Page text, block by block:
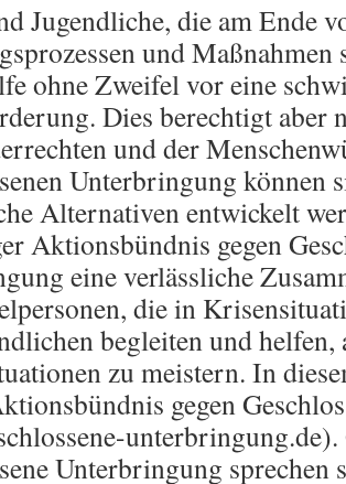
Jugendliche, die am Ende
und Maßnahmen
ohne Zweifel vor eine
Dies berechtigt aber
und der
Unterbringung können
Alternativen entwickelt
Aktionsbündnis gegen
eine verlässliche
die in
begleiten und helfen,
zu meistern. In
gegen
unterbringung.de).
Unterbringung sprechen